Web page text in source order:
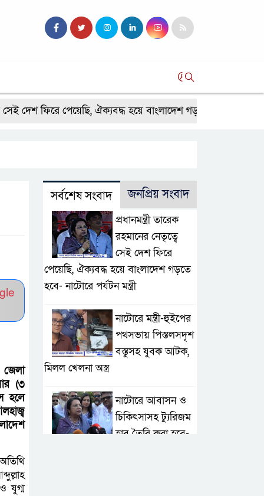
দেশ ফিরে পেয়েছি, ঐক্যবদ্ধ হয়ে বাংলাদেশ গড়তে হবে- নাটোরে
জেলা
(৩
হলে
যুগ্ম
সর্বশেষ সংবাদ জনপ্রিয় সংবাদ
প্রধানমন্ত্রী তারেক
রহমানের নেতৃত্বে
সেই দেশ ফিরে
পেয়েছি, ঐক্যবদ্ধ হয়ে বাংলাদেশ গড়তে
হবে- নাটোরে পর্যটন মন্ত্রী
নাটোরে মন্ত্রী-হুইপের
পথসভায় পিস্তলসদৃশ
বস্তুসহ যুবক আটক,
মিলল খেলনা অস্ত্র
নাটোরে আবাসন ও
চিকিৎসাসহ ট্যুরিজম
হাব তৈরি করা হবে-